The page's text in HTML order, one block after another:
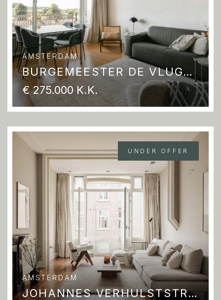
AMSTERDAM
BURGEMEESTER DE VLUGTLAAN 265
€ 275.000 K.K.
UNDER OFFER
AMSTERDAM
JOHANNES VERHULSTSTRAAT 170 2